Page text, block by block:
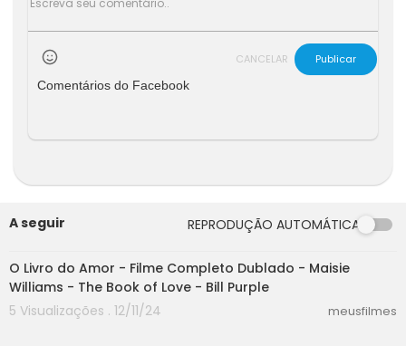
CANCELAR
Publicar
Comentários do Facebook
A seguir REPRODUÇÃO AUTOMÁTICA
46:31
O Livro do Amor - Filme Completo Dublado - Maisie
Williams - The Book of Love - Bill Purple
5 Visualizações . 12/11/24
meusfilmes